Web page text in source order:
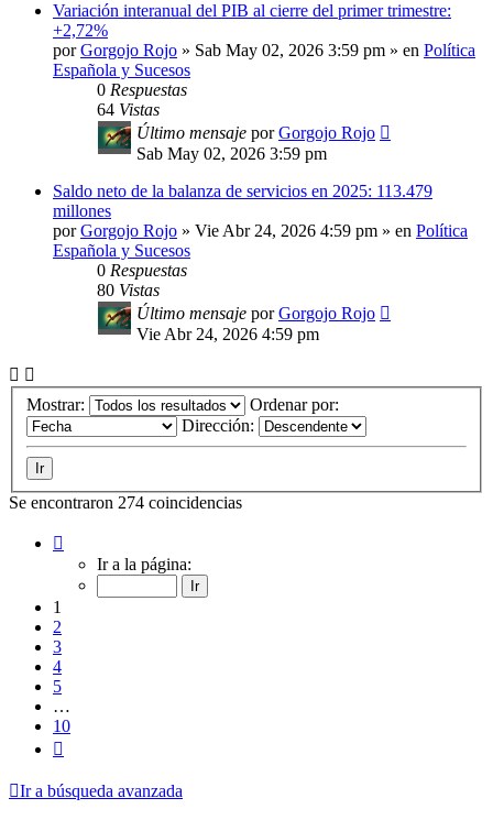
Variación interanual del PIB al cierre del primer trimestre:
+2,72%
porGorgojo Rojo » Sab May 02, 2026 3:59 pm » en Política
Española y Sucesos
0 Respuestas
64 Vistas
Último mensaje porGorgojo Rojo
Sab May 02, 2026 3:59 pm
Saldo neto de la balanza de servicios en 2025: 113.479
millones
porGorgojo Rojo » Vie Abr 24, 2026 4:59 pm » en Política
Española y Sucesos
0 Respuestas
80 Vistas
Último mensaje porGorgojo Rojo
Vie Abr 24, 2026 4:59 pm
Mostrar:
Ordenar por:
Dirección:
Se encontraron 274 coincidencias
Ir a la página:
1
2
3
4
5
…
10
Ir a búsqueda avanzada